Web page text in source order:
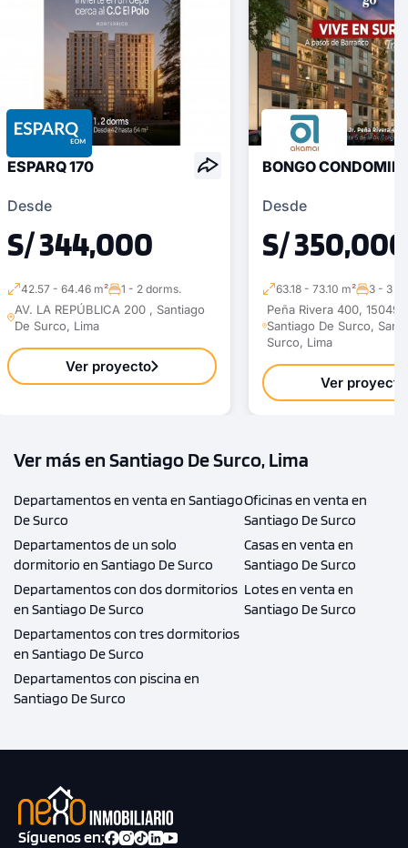
ESPARQ 170
Desde
S/ 344,000
42.57 - 64.46 m² 1 - 2 dorms.
AV. LA REPÚBLICA 200 , Santiago
De Surco, Lima
Ver proyecto
BONGO
Desde
S/ 350,000
63.18 - 73.10 m² 3 - 3
Peña Rivera 400, 15049
Santiago De Surco,
Surco, Lima
Ver proyecto
Ver más en Santiago De Surco, Lima
Departamentos en venta en Santiago
De Surco
Departamentos de un solo
dormitorio en Santiago De Surco
Departamentos con dos dormitorios
en Santiago De Surco
Departamentos con tres dormitorios
en Santiago De Surco
Departamentos con piscina en
Santiago De Surco
Oficinas en venta en
Santiago De Surco
Casas en venta en
Santiago De Surco
Lotes en venta en
Santiago De Surco
Síguenos en: